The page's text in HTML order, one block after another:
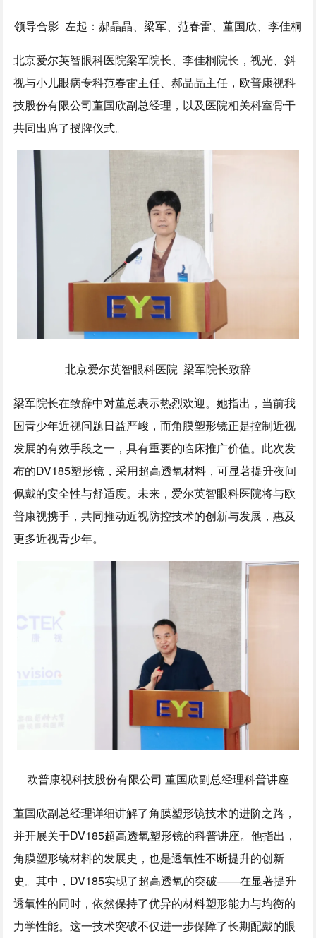
领导合影 左起：郝晶晶、梁军、范春雷、董国欣、李佳桐
北京爱尔英智眼科医院梁军院长、李佳桐院长，视光、斜
视与小儿眼病专科范春雷主任、郝晶晶主任，欧普康视科
技股份有限公司董国欣副总经理，以及医院相关科室骨干
共同出席了授牌仪式。
北京爱尔英智眼科医院 梁军院长致辞
梁军院长在致辞中对董总表示热烈欢迎。她指出，当前我
国青少年近视问题日益严峻，而角膜塑形镜正是控制近视
发展的有效手段之一，具有重要的临床推广价值。此次发
布的DV185塑形镜，采用超高透氧材料，可显著提升夜间
佩戴的安全性与舒适度。未来，爱尔英智眼科医院将与欧
普康视携手，共同推动近视防控技术的创新与发展，惠及
更多近视青少年。
欧普康视科技股份有限公司 董国欣副总经理科普讲座
董国欣副总经理详细讲解了角膜塑形镜技术的进阶之路，
并开展关于DV185超高透氧塑形镜的科普讲座。他指出，
角膜塑形镜材料的发展史，也是透氧性不断提升的创新
史。其中，DV185实现了超高透氧的突破——在显著提升
透氧性的同时，依然保持了优异的材料塑形能力与均衡的
力学性能。这一技术突破不仅进一步保障了长期配戴的眼